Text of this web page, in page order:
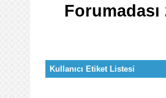
Kullanıcı Etiket Listesi